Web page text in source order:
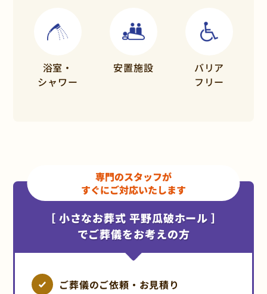
浴室・
シャワー
安置施設
バリア
フリー
［ 小さなお葬式 平野瓜破ホール ］
でご葬儀をお考えの方
専門のスタッフが
すぐにご対応いたします
ご葬儀のご依頼・お見積り